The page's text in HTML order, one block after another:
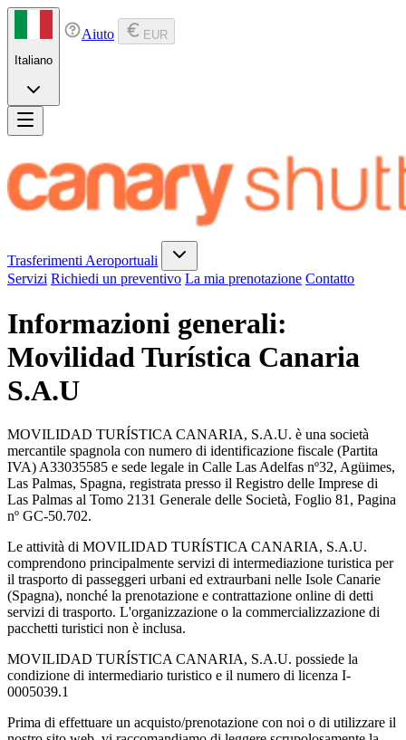
Italiano
Aiuto EUR
Trasferimenti Aeroportuali
Servizi Richiedi un preventivo La mia prenotazione Contatto
Informazioni generali:
Movilidad Turística Canaria
S.A.U
MOVILIDAD TURÍSTICA CANARIA, S.A.U. è una società
mercantile spagnola con numero di identificazione fiscale (Partita
IVA) A33035585 e sede legale in Calle Las Adelfas nº32, Agüimes,
Las Palmas, Spagna, registrata presso il Registro delle Imprese di
Las Palmas al Tomo 2131 Generale delle Società, Foglio 81, Pagina
nº GC-50.702.
Le attività di MOVILIDAD TURÍSTICA CANARIA, S.A.U.
comprendono principalmente servizi di intermediazione turistica per
il trasporto di passeggeri urbani ed extraurbani nelle Isole Canarie
(Spagna), nonché la prenotazione e contrattazione online di detti
servizi di trasporto. L'organizzazione o la commercializzazione di
pacchetti turistici non è inclusa.
MOVILIDAD TURÍSTICA CANARIA, S.A.U. possiede la
condizione di intermediario turistico e il numero di licenza I-
0005039.1
Prima di effettuare un acquisto/prenotazione con noi o di utilizzare il